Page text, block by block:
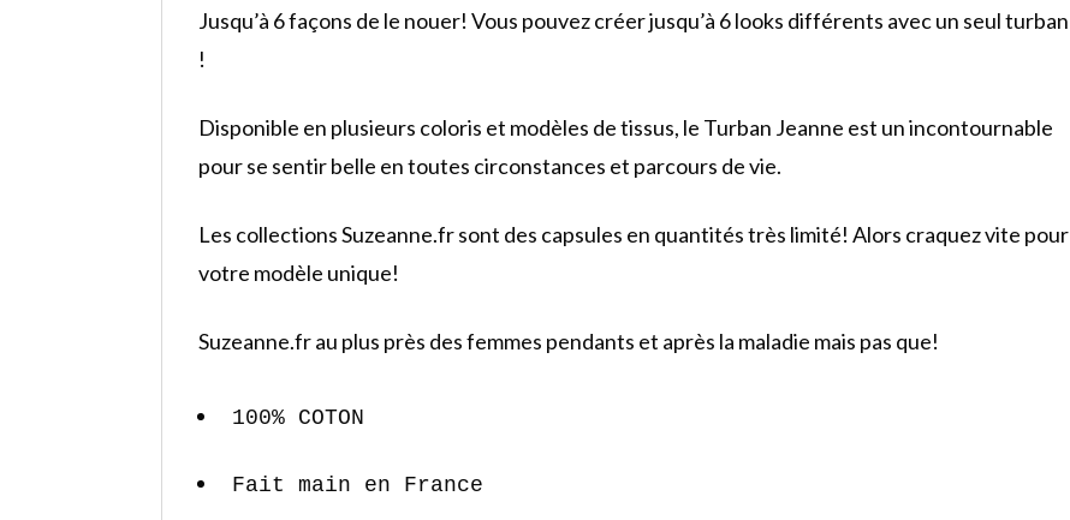
Jusqu’à 6 façons de le nouer! Vous pouvez créer jusqu’à 6 looks différents avec un seul turban
!
Disponible en plusieurs coloris et modèles de tissus, le Turban Jeanne est un incontournable
pour se sentir belle en toutes circonstances et parcours de vie.
Les collections Suzeanne.fr sont des capsules en quantités très limité! Alors craquez vite pour
votre modèle unique!
Suzeanne.fr au plus près des femmes pendants et après la maladie mais pas que!
100% COTON
Fait main en France